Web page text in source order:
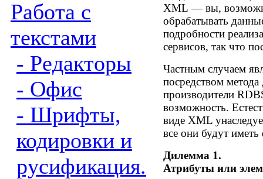
Работа с
текстами
- Редакторы
- Офис
- Шрифты,
кодировки и
русификация.
XML — вы,
обрабатывать
подробности
сервисов, так что
Частным случаем
посредством
производители
возможность.
виде XML
все они будут
Дилемма 1.
Атрибуты или